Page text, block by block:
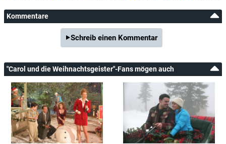
Kommentare
Schreib einen Kommentar
"Carol und die Weihnachtsgeister"-Fans mögen auch